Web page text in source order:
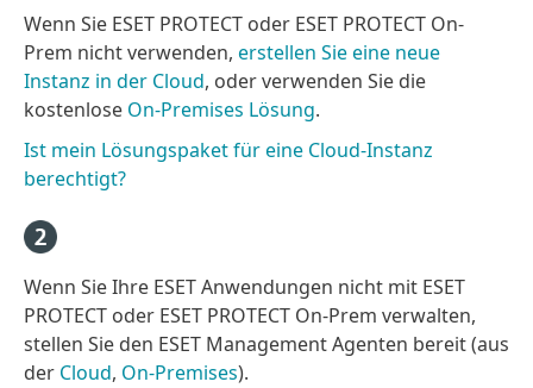
Wenn Sie ESET PROTECT oder ESET PROTECT On-
Prem nicht verwenden, erstellen Sie eine neue
Instanz in der Cloud, oder verwenden Sie die
kostenlose On-Premises Lösung.
Ist mein Lösungspaket für eine Cloud-Instanz
berechtigt?
Wenn Sie Ihre ESET Anwendungen nicht mit ESET
PROTECT oder ESET PROTECT On-Prem verwalten,
stellen Sie den ESET Management Agenten bereit (aus
der Cloud, On-Premises).